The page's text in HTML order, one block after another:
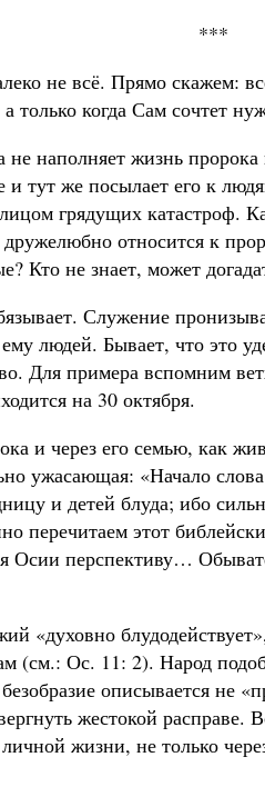
***
не всё. Прямо скажем:
только когда Сам сочтет
наполняет жизнь
и тут же посылает его к
грядущих катастроф.
относится к
Кто не знает, может
Служение
людей. Бывает, что это
Для примера вспомним
на 30 октября.
и через его семью, как
ужасающая: «Начало
и детей блуда; ибо
перечитаем этот
перспективу…
«духовно
(см.: Ос. 11: 2). Народ
описывается не
жестокой расправе.
жизни, не только